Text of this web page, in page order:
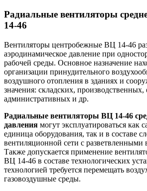
Радиальные вентиляторы
14-46
Вентиляторы центробежные ВЦ 14-46
аэродинамическое давление при
рабочей среды. Основное назначение
организации принудительного
воздушного отопления в зданиях и
значения: складских,
административных и др.
Радиальные вентиляторы ВЦ 14-46
давления могут эксплуатироваться как
единица оборудования, так и в составе
вентиляционной сети с разветвленными
Также допускается применение
ВЦ 14-46 в составе технологических
технологией требуется перемещать
газовоздушные среды.